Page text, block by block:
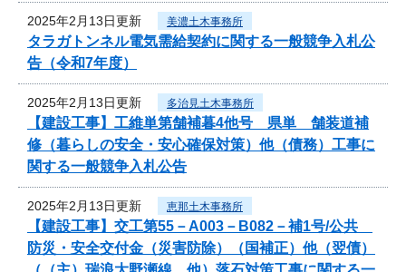
2025年2月13日更新 美濃土木事務所
タラガトンネル電気需給契約に関する一般競争入札公
告（令和7年度）
2025年2月13日更新 多治見土木事務所
【建設工事】工維単第舗補暮4他号 県単 舗装道補
修（暮らしの安全・安心確保対策）他（債務）工事に
関する一般競争入札公告
2025年2月13日更新 恵那土木事務所
【建設工事】交工第55－A003－B082－補1号/公共
防災・安全交付金（災害防除）（国補正）他（翌債）